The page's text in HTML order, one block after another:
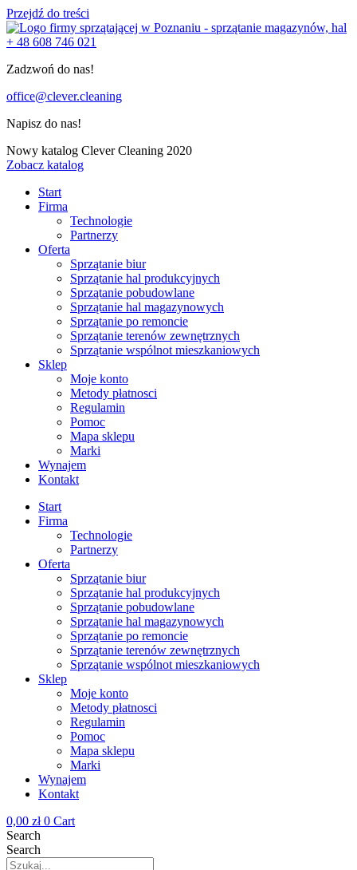
Przejdź do treści
+ 48 608 746 021
Zadzwoń do nas!
office@clever.cleaning
Napisz do nas!
Nowy katalog Clever Cleaning 2020
Zobacz katalog
Start
Firma
Technologie
Partnerzy
Oferta
Sprzątanie biur
Sprzątanie hal produkcyjnych
Sprzątanie pobudowlane
Sprzątanie hal magazynowych
Sprzątanie po remoncie
Sprzątanie terenów zewnętrznych
Sprzątanie wspólnot mieszkaniowych
Sklep
Moje konto
Metody płatnosci
Regulamin
Pomoc
Mapa sklepu
Marki
Wynajem
Kontakt
Start
Firma
Technologie
Partnerzy
Oferta
Sprzątanie biur
Sprzątanie hal produkcyjnych
Sprzątanie pobudowlane
Sprzątanie hal magazynowych
Sprzątanie po remoncie
Sprzątanie terenów zewnętrznych
Sprzątanie wspólnot mieszkaniowych
Sklep
Moje konto
Metody płatnosci
Regulamin
Pomoc
Mapa sklepu
Marki
Wynajem
Kontakt
0,00 zł 0 Cart
Search
Search